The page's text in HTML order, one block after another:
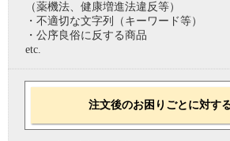
（薬機法、健康増進法違反等）
・不適切な文字列（キーワード等）
・公序良俗に反する商品
etc.
注文後のお困りごとに対す